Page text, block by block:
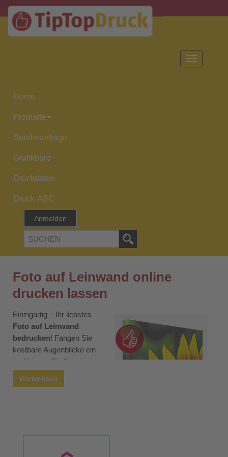
Toggle
Home
Produkte
Sonderanfrage
Grafikbüro
Druckdaten
Druck-ABC
Anmelden
Foto auf Leinwand online
drucken lassen
Einzigartig – Ihr liebstes
Foto auf Leinwand
bedrucken! Fangen Sie
kostbare Augenblicke ein
und lassen Sie Ihre
Unternehmen gewinnen durch ein erstklassiges
Weiterlesen